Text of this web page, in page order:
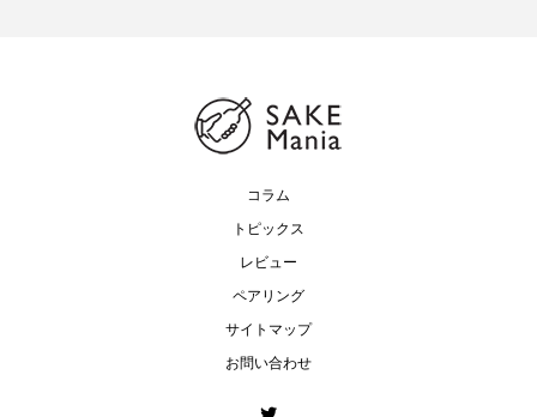
コラム
トピックス
レビュー
ペアリング
サイトマップ
お問い合わせ